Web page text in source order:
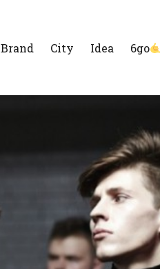
Brand City Idea 6go